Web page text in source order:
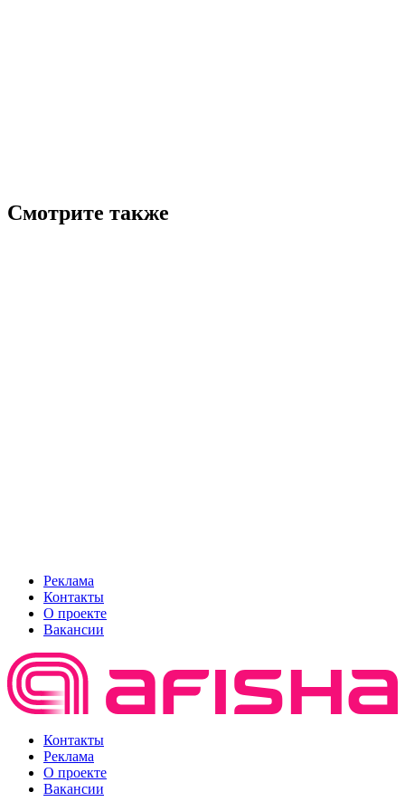
Смотрите также
Реклама
Контакты
О проекте
Вакансии
Контакты
Реклама
О проекте
Вакансии